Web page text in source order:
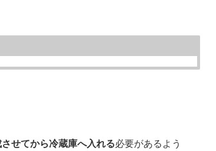
せてから冷蔵庫へ入れる必要があるよう